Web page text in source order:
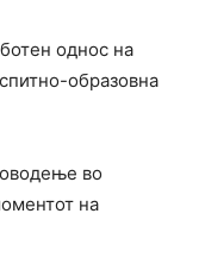
однос на
образовна
во
на